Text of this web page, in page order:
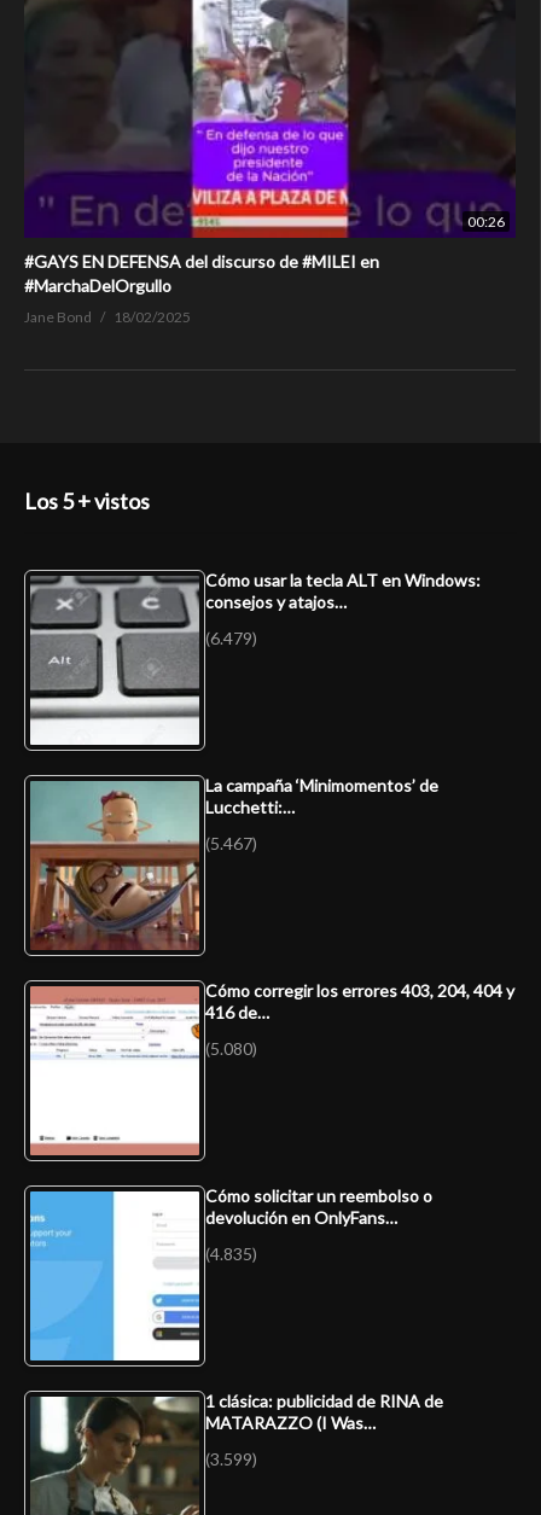
00:26
#GAYS EN DEFENSA del discurso de #MILEI en
#MarchaDelOrgullo
Jane Bond 18/02/2025
Los 5 + vistos
Cómo usar la tecla ALT en Windows:
consejos y atajos…
(6.479)
La campaña ‘Minimomentos’ de
Lucchetti:…
(5.467)
Cómo corregir los errores 403, 204, 404 y
416 de…
(5.080)
Cómo solicitar un reembolso o
devolución en OnlyFans…
(4.835)
1 clásica: publicidad de RINA de
MATARAZZO (I Was…
(3.599)